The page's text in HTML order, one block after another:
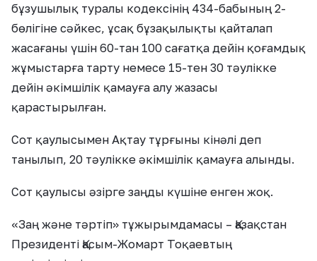
бұзушылық туралы кодексінің 434-бабының 2-
бөлігіне сәйкес, ұсақ бұзақылықты қайталап
жасағаны үшін 60-тан 100 сағатқа дейін қоғамдық
жұмыстарға тарту немесе 15-тен 30 тәулікке
дейін әкімшілік қамауға алу жазасы
қарастырылған.
Сот қаулысымен Ақтау тұрғыны кінәлі деп
танылып, 20 тәулікке әкімшілік қамауға алынды.
Сот қаулысы әзірге заңды күшіне енген жоқ.
«Заң және тәртіп» тұжырымдамасы – Қазақстан
Президенті Қасым-Жомарт Тоқаевтың